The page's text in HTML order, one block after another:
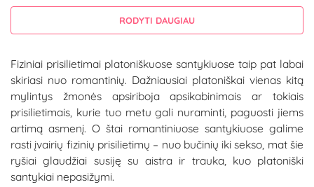
RODYTI DAUGIAU
Fiziniai prisilietimai platoniškuose santykiuose taip pat labai
skiriasi nuo romantinių. Dažniausiai platoniškai vienas kitą
mylintys žmonės apsiriboja apsikabinimais ar tokiais
prisilietimais, kurie tuo metu gali nuraminti, paguosti jiems
artimą asmenį. O štai romantiniuose santykiuose galime
rasti įvairių fizinių prisilietimų – nuo bučinių iki sekso, mat šie
ryšiai glaudžiai susiję su aistra ir trauka, kuo platoniški
santykiai nepasižymi.